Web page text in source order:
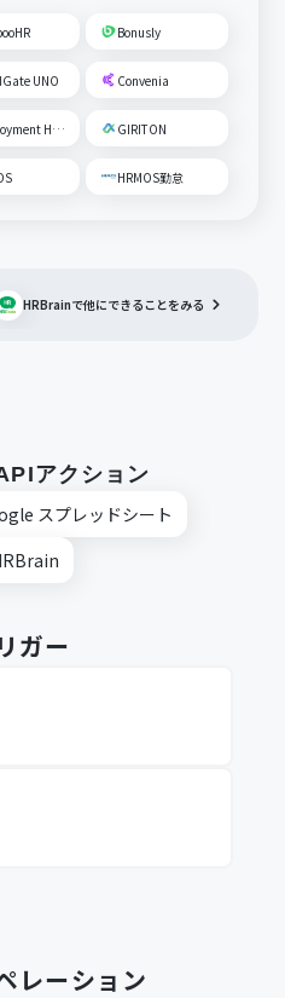
Bonusly
UNO Convenia
Employment Hero GIRITON
HRMOS勤怠
HRBrainで他にできることをみる
アクション
スプレッドシート
ガー
レーション